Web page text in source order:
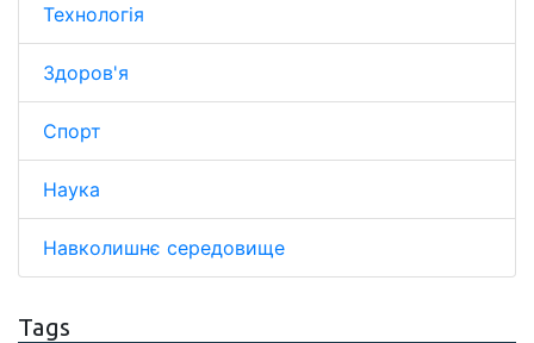
Технологія
Здоров'я
Спорт
Наука
Навколишнє середовище
Tags